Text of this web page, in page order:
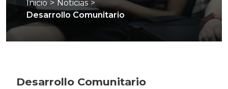
Inicio > Noticias >
Desarrollo Comunitario
Desarrollo Comunitario